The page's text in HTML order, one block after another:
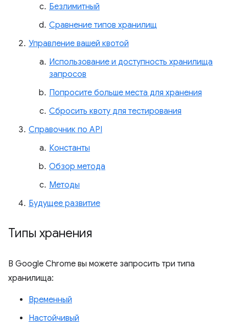
Безлимитный
Сравнение типов хранилищ
Управление вашей квотой
Использование и доступность хранилища
запросов
Попросите больше места для хранения
Сбросить квоту для тестирования
Справочник по API
Константы
Обзор метода
Методы
Будущее развитие
Типы хранения
В Google Chrome вы можете запросить три типа
хранилища:
Временный
Настойчивый